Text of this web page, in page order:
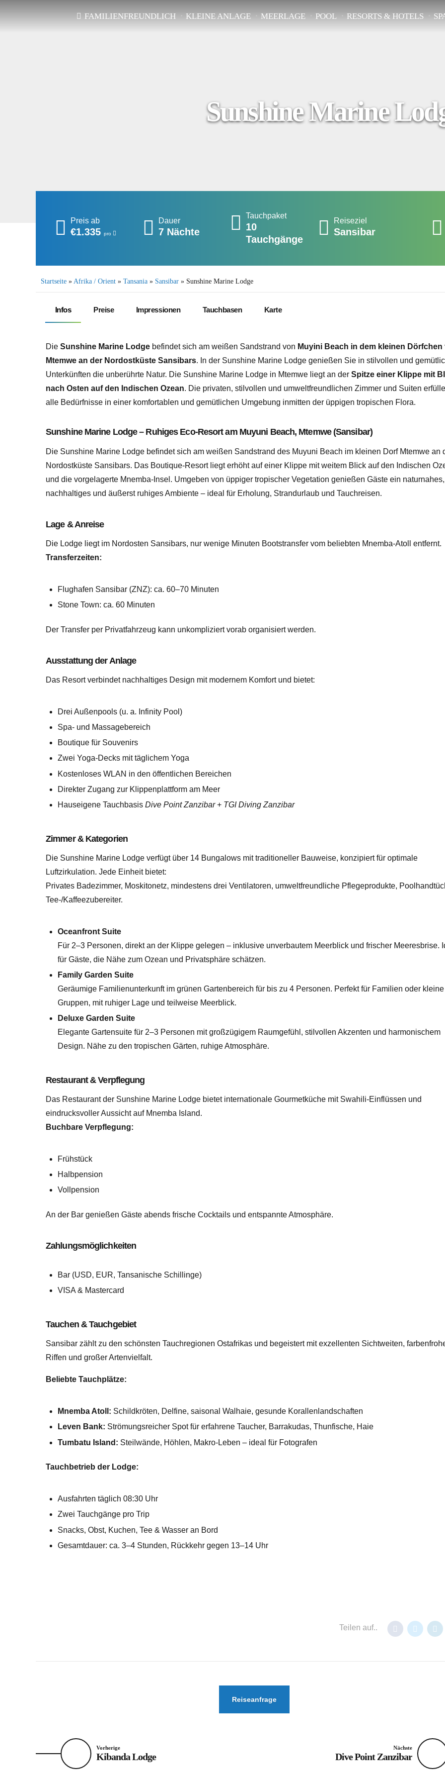
FAMILIENFREUNDLICH KLEINE ANLAGE MEERLAGE POOL RESORTS & HOTELS
Sunshine Marine
Preis ab
€1.335 pro
Dauer
7 Nächte
Tauchpaket
10
Tauchgänge
Reiseziel
Sansibar
Startseite » Afrika / Orient » Tansania » Sansibar » Sunshine Marine Lodge
Infos Preise Impressionen Tauchbasen Karte
Die Sunshine Marine Lodge befindet sich am weißen Sandstrand von Muyini Beach in dem kleinen Dörfchen
Mtemwe an der Nordostküste Sansibars. In der Sunshine Marine Lodge genießen Sie in stilvollen und
Unterkünften die unberührte Natur. Die Sunshine Marine Lodge in Mtemwe liegt an der Spitze einer Klippe mit
nach Osten auf den Indischen Ozean. Die privaten, stilvollen und umweltfreundlichen Zimmer und Suiten
alle Bedürfnisse in einer komfortablen und gemütlichen Umgebung inmitten der üppigen tropischen Flora.
Sunshine Marine Lodge – Ruhiges Eco-Resort am Muyuni Beach, Mtemwe (Sansibar)
Die Sunshine Marine Lodge befindet sich am weißen Sandstrand des Muyuni Beach im kleinen Dorf Mtemwe an
Nordostküste Sansibars. Das Boutique-Resort liegt erhöht auf einer Klippe mit weitem Blick auf den Indischen
und die vorgelagerte Mnemba-Insel. Umgeben von üppiger tropischer Vegetation genießen Gäste ein naturnahes,
nachhaltiges und äußerst ruhiges Ambiente – ideal für Erholung, Strandurlaub und Tauchreisen.
Lage & Anreise
Die Lodge liegt im Nordosten Sansibars, nur wenige Minuten Bootstransfer vom beliebten Mnemba-Atoll entfernt.
Transferzeiten:
Flughafen Sansibar (ZNZ): ca. 60–70 Minuten
Stone Town: ca. 60 Minuten
Der Transfer per Privatfahrzeug kann unkompliziert vorab organisiert werden.
Ausstattung der Anlage
Das Resort verbindet nachhaltiges Design mit modernem Komfort und bietet:
Drei Außenpools (u. a. Infinity Pool)
Spa- und Massagebereich
Boutique für Souvenirs
Zwei Yoga-Decks mit täglichem Yoga
Kostenloses WLAN in den öffentlichen Bereichen
Direkter Zugang zur Klippenplattform am Meer
Hauseigene Tauchbasis Dive Point Zanzibar+ TGI Diving Zanzibar
Zimmer & Kategorien
Die Sunshine Marine Lodge verfügt über 14 Bungalows mit traditioneller Bauweise, konzipiert für optimale
Luftzirkulation. Jede Einheit bietet:
Privates Badezimmer, Moskitonetz, mindestens drei Ventilatoren, umweltfreundliche Pflegeprodukte,
Tee-/Kaffeezubereiter.
Oceanfront Suite
Für 2–3 Personen, direkt an der Klippe gelegen – inklusive unverbautem Meerblick und frischer Meeresbrise.
für Gäste, die Nähe zum Ozean und Privatsphäre schätzen.
Family Garden Suite
Geräumige Familienunterkunft im grünen Gartenbereich für bis zu 4 Personen. Perfekt für Familien oder kleine
Gruppen, mit ruhiger Lage und teilweise Meerblick.
Deluxe Garden Suite
Elegante Gartensuite für 2–3 Personen mit großzügigem Raumgefühl, stilvollen Akzenten und harmonischem
Design. Nähe zu den tropischen Gärten, ruhige Atmosphäre.
Restaurant & Verpflegung
Das Restaurant der Sunshine Marine Lodge bietet internationale Gourmetküche mit Swahili-Einflüssen und
eindrucksvoller Aussicht auf Mnemba Island.
Buchbare Verpflegung:
Frühstück
Halbpension
Vollpension
An der Bar genießen Gäste abends frische Cocktails und entspannte Atmosphäre.
Zahlungsmöglichkeiten
Bar (USD, EUR, Tansanische Schillinge)
VISA & Mastercard
Tauchen & Tauchgebiet
Sansibar zählt zu den schönsten Tauchregionen Ostafrikas und begeistert mit exzellenten Sichtweiten,
Riffen und großer Artenvielfalt.
Beliebte Tauchplätze:
Mnemba Atoll: Schildkröten, Delfine, saisonal Walhaie, gesunde Korallenlandschaften
Leven Bank: Strömungsreicher Spot für erfahrene Taucher, Barrakudas, Thunfische, Haie
Tumbatu Island: Steilwände, Höhlen, Makro-Leben – ideal für Fotografen
Tauchbetrieb der Lodge:
Ausfahrten täglich 08:30 Uhr
Zwei Tauchgänge pro Trip
Snacks, Obst, Kuchen, Tee & Wasser an Bord
Gesamtdauer: ca. 3–4 Stunden, Rückkehr gegen 13–14 Uhr
Teilen auf..
Reiseanfrage
Vorherige
Kibanda Lodge
Nächste
Dive Point Zanzibar